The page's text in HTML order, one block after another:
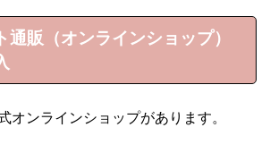
通販（オンラインショップ）
オンラインショップがあります。